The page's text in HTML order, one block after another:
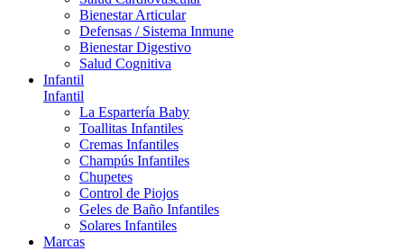
Bienestar Articular
Defensas / Sistema Inmune
Bienestar Digestivo
Salud Cognitiva
Infantil
Infantil
La Espartería Baby
Toallitas Infantiles
Cremas Infantiles
Champús Infantiles
Chupetes
Control de Piojos
Geles de Baño Infantiles
Solares Infantiles
Marcas